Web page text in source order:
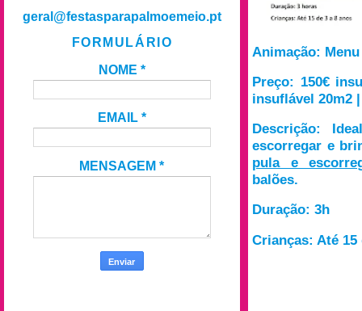
geral@festasparapalmoemeio.pt
FORMULÁRIO
NOME *
EMAIL *
MENSAGEM*
Animação:
Preço: 150€
insuflável 20m2
Descrição:
escorregar e
pula e
balões.
Duração: 3h
Crianças: Até 15